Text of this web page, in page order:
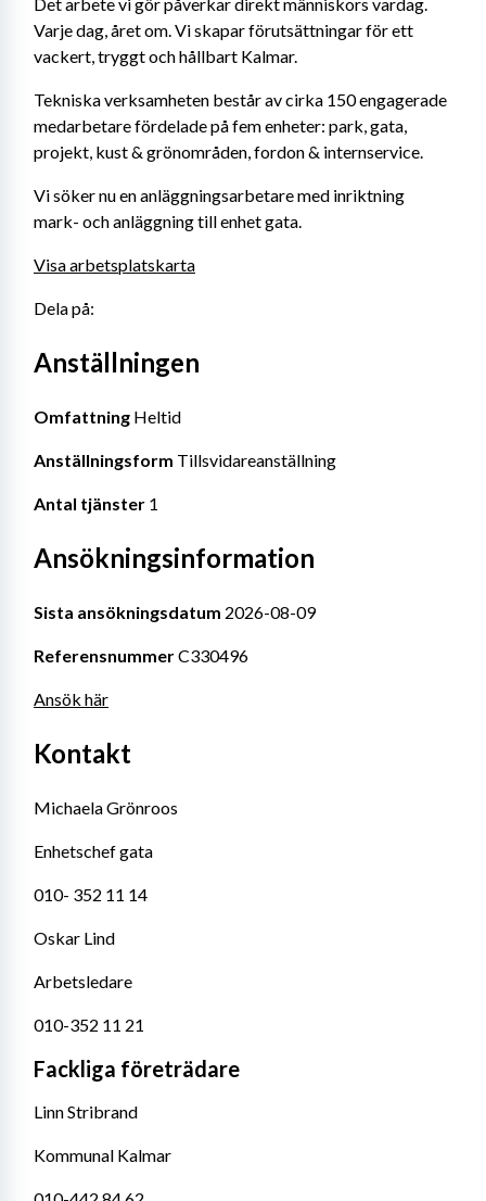
Varje dag, året om. Vi skapar förutsättningar för ett
vackert, tryggt och hållbart Kalmar.
Tekniska verksamheten består av cirka 150 engagerade
medarbetare fördelade på fem enheter: park, gata,
projekt, kust & grönområden, fordon & internservice.
Vi söker nu en anläggningsarbetare med inriktning
mark- och anläggning till enhet gata.
Visa arbetsplatskarta
Dela på:
Anställningen
Omfattning Heltid
Anställningsform Tillsvidareanställning
Antal tjänster 1
Ansökningsinformation
Sista ansökningsdatum 2026-08-09
Referensnummer C330496
Ansök här
Kontakt
Michaela Grönroos
Enhetschef gata
010- 352 11 14
Oskar Lind
Arbetsledare
010-352 11 21
Fackliga företrädare
Linn Stribrand
Kommunal Kalmar